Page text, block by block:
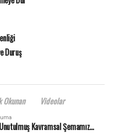
Duruş
Okunan Videolar
Kavramsal Şemamız…